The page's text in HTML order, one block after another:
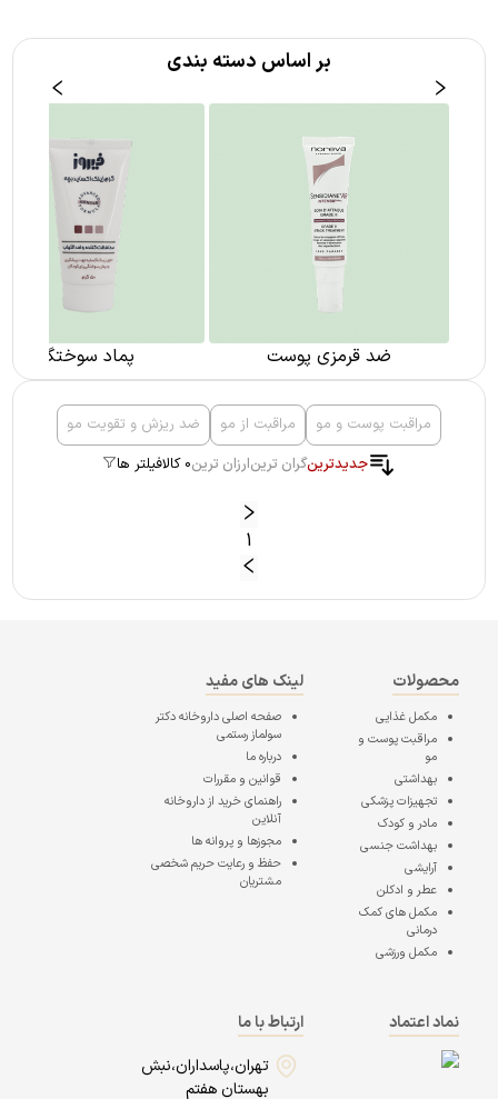
بر اساس دسته بندی
ضد قرمزی پوست پماد سوختگی
مراقبت پوست و مو مراقبت از مو
ضد ریزش و تقویت مو
جدیدترینگران ترینارزان ترین0 کالا فیلتر ها
1
محصولات
مکمل غذایی
مراقبت پوست و
مو
بهداشتی
تجهیزات پزشکی
مادر و کودک
بهداشت جنسی
آرایشی
عطر و ادکلن
مکمل های کمک
درمانی
مکمل ورزشی
لینک های مفید
صفحه اصلیداروخانه دکتر
سولماز رستمی
درباره ما
قوانین و مقررات
راهنمای خرید از داروخانه
آنلاین
مجوزها و پروانه ها
حفظ و رعایت حریم شخصی
مشتریان
نماد اعتماد
ارتباط با ما
تهران،پاسداران،نبش
بهستان هفتم